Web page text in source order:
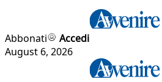
Abbonati
Accedi
August 6, 2026